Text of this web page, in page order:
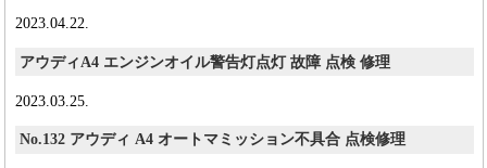
2023.04.22.
アウディA4 エンジンオイル警告灯点灯 故障 点検 修理
2023.03.25.
No.132 アウディ A4 オートマミッション不具合 点検修理